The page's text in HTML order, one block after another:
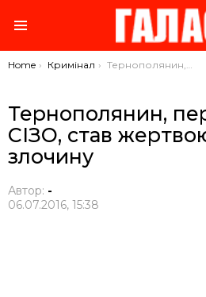
You are here:
Home Кримінал Тернополянин, перебуваючи у СІЗО, став жертвою нахабного злочину
Тернополянин,
СІЗО, став
злочину
Автор: -
06.07.2016, 15:38